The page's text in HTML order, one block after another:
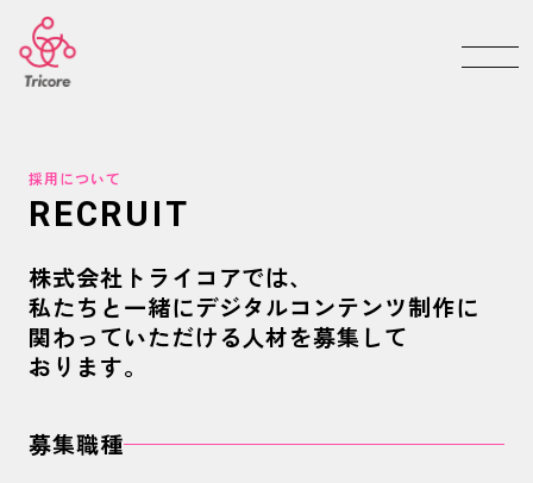
採用について
RECRUIT
株式会社トライコアでは、
私たちと一緒にデジタルコンテンツ制作に
関わっていただける人材を募集して
おります。
募集職種